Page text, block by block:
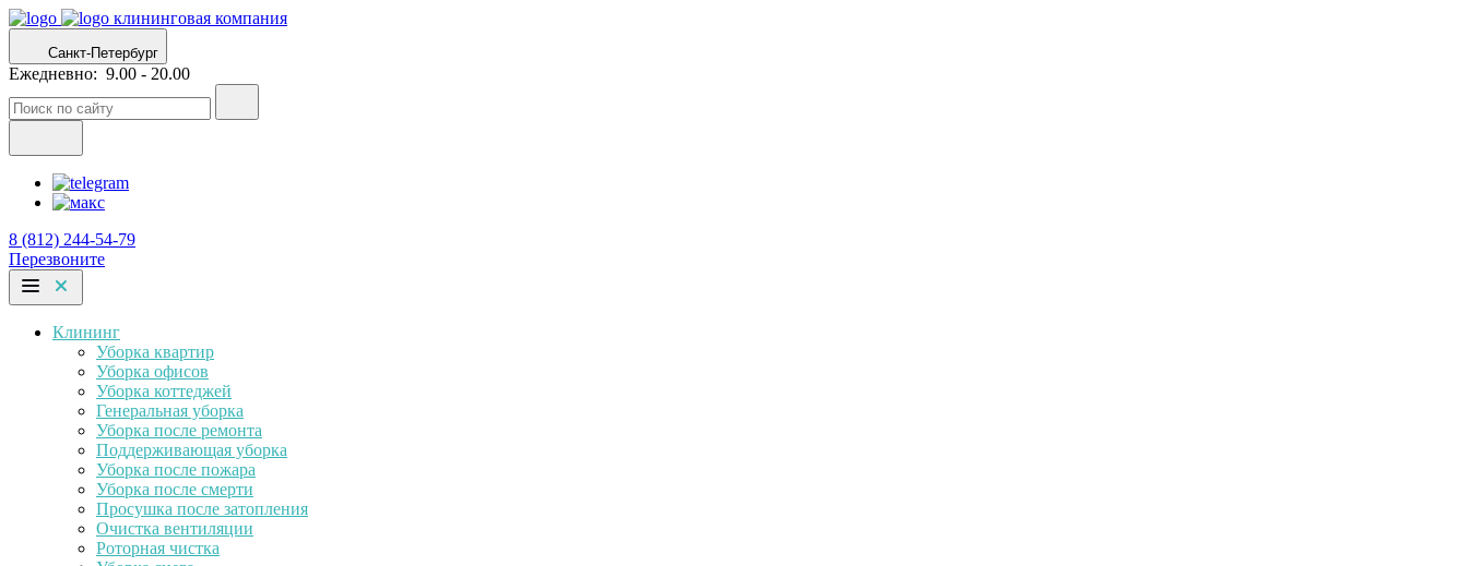
клининговая компания
Санкт-Петербург
Ежедневно: 9.00 - 20.00
8 (812) 244-54-79
Перезвоните
Клининг
Уборка квартир
Уборка офисов
Уборка коттеджей
Генеральная уборка
Уборка после ремонта
Поддерживающая уборка
Уборка после пожара
Уборка после смерти
Просушка после затопления
Очистка вентиляции
Роторная чистка